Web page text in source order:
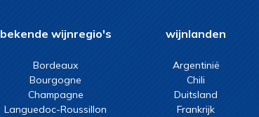
bekende wijnregio's
Bordeaux
Bourgogne
Champagne
Languedoc-Roussillon
wijnlanden
Argentinië
Chili
Duitsland
Frankrijk